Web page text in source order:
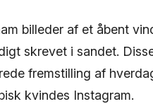
billeder af et åbent
skrevet i sandet.
fremstilling af
kvindes Instagram.